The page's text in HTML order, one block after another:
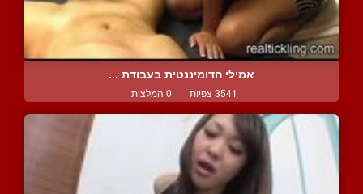
אמילי הדומיננטית בעבודת ...
3541 צפיות | 0 המלצות